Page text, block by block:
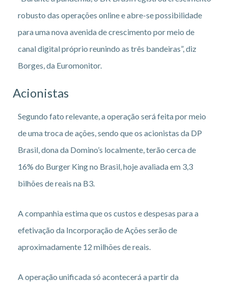
robusto das operações online e abre-se possibilidade
para uma nova avenida de crescimento por meio de
canal digital próprio reunindo as três bandeiras”, diz
Borges, da Euromonitor.
Acionistas
Segundo fato relevante, a operação será feita por meio
de uma troca de ações, sendo que os acionistas da DP
Brasil, dona da Domino’s localmente, terão cerca de
16% do Burger King no Brasil, hoje avaliada em 3,3
bilhões de reais na B3.
A companhia estima que os custos e despesas para a
efetivação da Incorporação de Ações serão de
aproximadamente 12 milhões de reais.
A operação unificada só acontecerá a partir da